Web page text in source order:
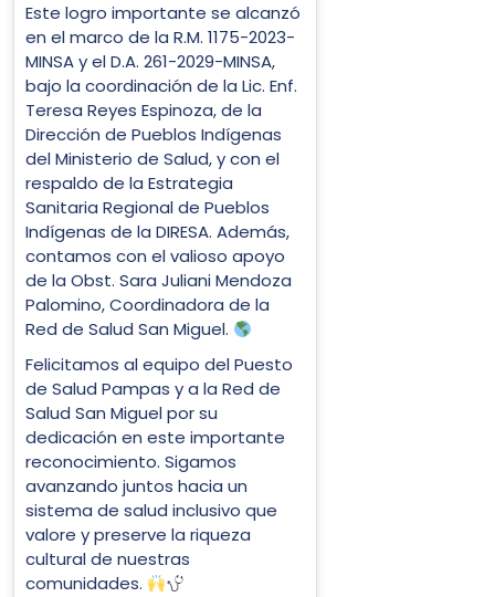
Este logro importante se alcanzó
en el marco de la R.M. 1175-2023-
MINSA y el D.A. 261-2029-MINSA,
bajo la coordinación de la Lic. Enf.
Teresa Reyes Espinoza, de la
Dirección de Pueblos Indígenas
del Ministerio de Salud, y con el
respaldo de la Estrategia
Sanitaria Regional de Pueblos
Indígenas de la DIRESA. Además,
contamos con el valioso apoyo
de la Obst. Sara Juliani Mendoza
Palomino, Coordinadora de la
Red de Salud San Miguel.
Felicitamos al equipo del Puesto
de Salud Pampas y a la Red de
Salud San Miguel por su
dedicación en este importante
reconocimiento. Sigamos
avanzando juntos hacia un
sistema de salud inclusivo que
valore y preserve la riqueza
cultural de nuestras
comunidades.